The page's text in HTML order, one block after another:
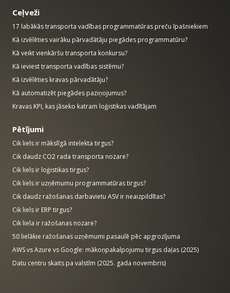
Ceļveži
17 labākās transporta vadības programmatūras preču īpašniekiem
Kā izvēlēties vairāku pārvadātāju piegādes programmatūru?
Kā veikt vienkāršu transporta konkursu?
Kā ieviest transporta vadības sistēmu?
Kā izvēlēties kravas pārvadātāju?
Kā automatizēt piegādes paziņojumus?
Kravas KPI, kas jāseko katram loģistikas vadītājam
Pētījumi
Cik liels ir mākslīgā intelekta tirgus?
Cik daudz CO2 rada transporta nozare?
Cik liels ir loģistikas tirgus?
Cik liels ir uzņēmumu programmatūras tirgus?
Cik daudz ražošanas darbavietu ASV ir neaizpildītas?
Cik liels ir ERP tirgus?
Cik liela ir ražošanas nozare?
50 lielākie ražošanas uzņēmumi pasaulē pēc apgrozījuma
AWS vs Azure vs Google: mākoņpakalpojumu tirgus daļas (2025)
Datu centru skaits pa valstīm (2025. gada novembris)